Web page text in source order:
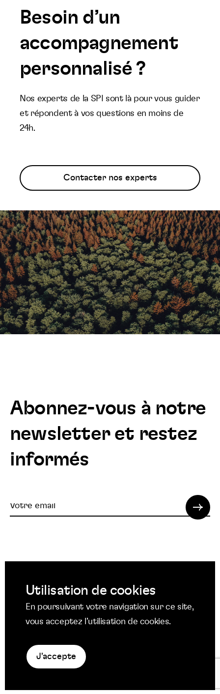
Besoin d’un
accompagnement
personnalisé ?
Nos experts de la SPI sont là pour vous guider
et répondent à vos questions en moins de
24h.
Contacter nos experts
Abonnez-vous à notre
newsletter et restez
informés
Votre
nous
sur
Suivez
nous
nous
sur
nous
sur
Mentions légales
Politique en matière de cookies
Utilisation de cookies
En poursuivant votre navigation sur ce site,
vous acceptez l’utilisation de cookies.
J'accepte